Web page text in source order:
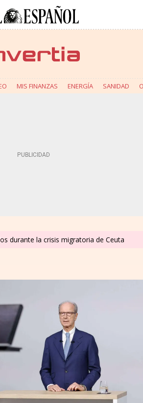
MIS FINANZAS ENERGÍA SANIDAD
durante la crisis migratoria de Ceuta